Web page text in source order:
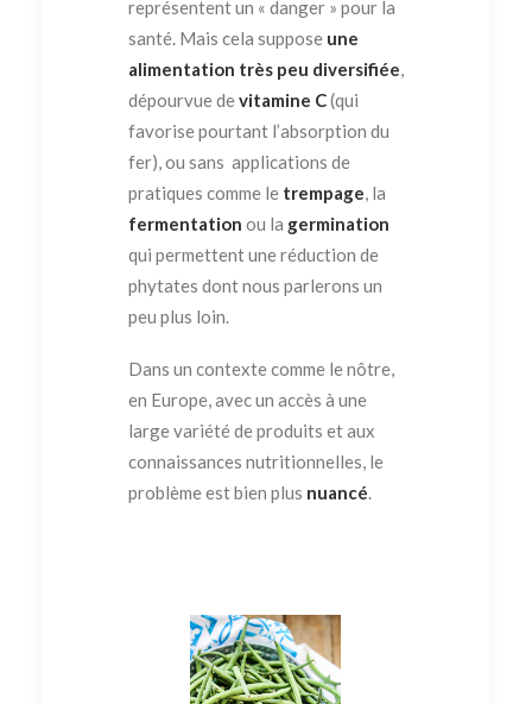
représentent un « danger » pour la
santé. Mais cela suppose une
alimentation très peu diversifiée,
dépourvue devitamine C(qui
favorise pourtant l’absorption du
fer), ou sans applications de
pratiques comme le trempage, la
fermentation ou la germination
qui permettent une réduction de
phytates dont nous parlerons un
peu plus loin.
Dans un contexte comme le nôtre,
en Europe, avec un accès à une
large variété de produits et aux
connaissances nutritionnelles, le
problème est bien plus nuancé.